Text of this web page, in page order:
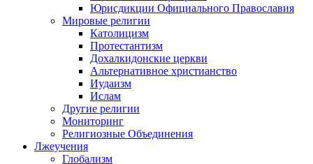
Юрисдикции Официального Православия
Мировые религии
Католицизм
Протестантизм
Дохалкидонские церкви
Альтернативное христианство
Иудаизм
Ислам
Другие религии
Мониторинг
Религиозные Объединения
Лжеучения
Глобализм